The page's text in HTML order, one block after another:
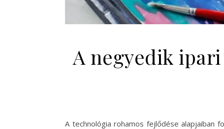
A negyedik
A technológia rohamos fejlődése alapjaiban